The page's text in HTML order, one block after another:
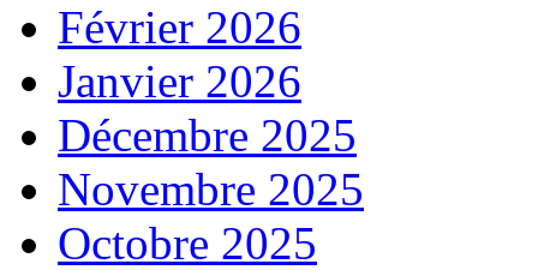
Février 2026
Janvier 2026
Décembre 2025
Novembre 2025
Octobre 2025